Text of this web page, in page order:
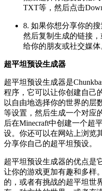
TXT等，然后点击
8. 如果你想分享你的搜
然后复制生成的链接
给你的朋友或社交媒体
超平坦预设生成器
超平坦预设生成器是
程序，它可以让你创建自己
以自由地选择你的世界的层
等设置，然后生成一个对应
后在Minecraft中创建一个超
设。你还可以在网站上浏览
分享你自己的超平坦预设。
超平坦预设生成器的优点是
让你的游戏更加有趣和多样
的，或者有挑战的超平坦世